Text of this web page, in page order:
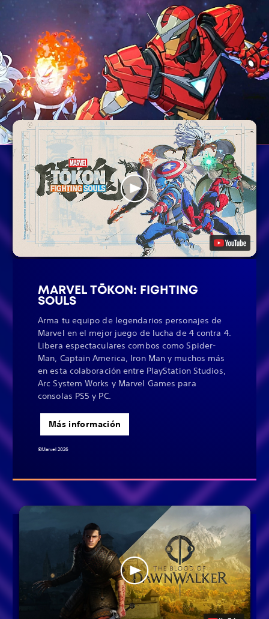
MARVEL TŌKON: FIGHTING
SOULS
Arma tu equipo de legendarios personajes de
Marvel en el mejor juego de lucha de 4 contra 4.
Libera espectaculares combos como Spider-
Man, Captain America, Iron Man y muchos más
en esta colaboración entre PlayStation Studios,
Arc System Works y Marvel Games para
consolas PS5 y PC.
Más información
©Marvel 2026